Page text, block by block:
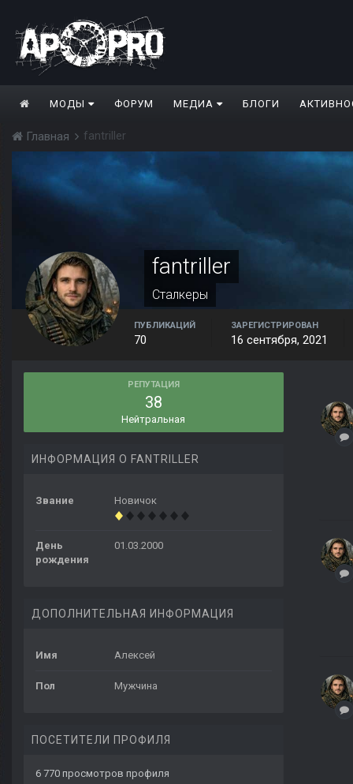
МОДЫ ФОРУМ МЕДИА БЛОГИ
Главная fantriller
fantriller
Сталкеры
ПУБЛИКАЦИЙ
70
ЗАРЕГИСТРИРОВАН
16 сентября, 2021
РЕПУТАЦИЯ
38
Нейтральная
ИНФОРМАЦИЯ О FANTRILLER
Звание Новичок
День
рождения
01.03.2000
ДОПОЛНИТЕЛЬНАЯ ИНФОРМАЦИЯ
Имя Алексей
Пол Мужчина
ПОСЕТИТЕЛИ ПРОФИЛЯ
6 770 просмотров профиля